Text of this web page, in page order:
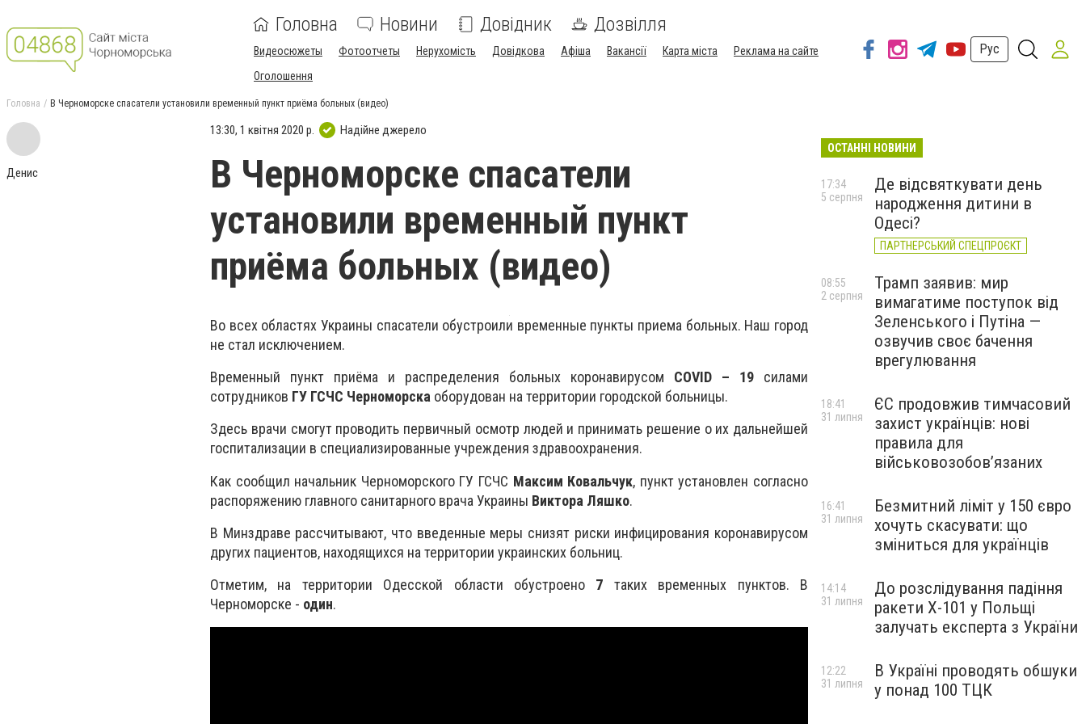
Головна Новини Довідник Дозвілля
Видеосюжеты Фотоотчеты Нерухомість Довідкова Афіша Вакансії Карта міста
Реклама на сайте
Оголошення
Рус
Головна В Черноморске спасатели установили временный пункт приёма больных (видео)
Денис
13:30, 1 квітня 2020 р. Надійне джерело
В Черноморске спасатели
установили временный пункт
приёма больных (видео)
Во всех областях Украины спасатели обустроили временные пункты приема больных. Наш город
не стал исключением.
Временный пункт приёма и распределения больных коронавирусом COVID – 19 силами
сотрудников ГУ ГСЧС Черноморска оборудован на территории городской больницы.
Здесь врачи смогут проводить первичный осмотр людей и принимать решение о их дальнейшей
госпитализации в специализированные учреждения здравоохранения.
Как сообщил начальник Черноморского ГУ ГСЧС Максим Ковальчук, пункт установлен согласно
распоряжению главного санитарного врача Украины Виктора Ляшко.
В Минздраве рассчитывают, что введенные меры снизят риски инфицирования коронавирусом
других пациентов, находящихся на территории украинских больниц.
Отметим, на территории Одесской области обустроено 7 таких временных пунктов. В
Черноморске - один.
ОСТАННІ НОВИНИ
Де відсвяткувати день
народження дитини в
Одесі?
ПАРТНЕРСЬКИЙ СПЕЦПРОЄКТ
17:34
5 серпня
Трамп заявив: мир
вимагатиме поступок від
Зеленського і Путіна —
озвучив своє бачення
врегулювання
08:55
2 серпня
ЄС продовжив тимчасовий
захист українців: нові
правила для
військовозобов’язаних
18:41
31 липня
Безмитний ліміт у 150 євро
хочуть скасувати: що
зміниться для українців
16:41
31 липня
До розслідування падіння
ракети Х-101 у Польщі
залучать експерта з України
14:14
31 липня
В Україні проводять обшуки
у понад 100 ТЦК
12:22
31 липня